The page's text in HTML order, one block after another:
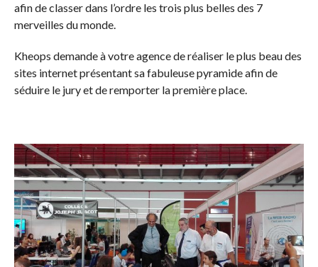
afin de classer dans l’ordre les trois plus belles des 7
merveilles du monde.
Kheops demande à votre agence de réaliser le plus beau des
sites internet présentant sa fabuleuse pyramide afin de
séduire le jury et de remporter la première place.